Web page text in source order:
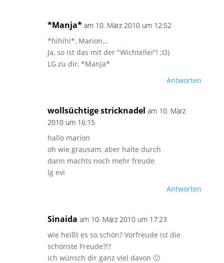
*Manja* am 10. März 2010 um 12:52
*hihihi*, Marion…
Ja, so ist das mit der "Wichtellei"! ;O)
LG zu dir, *Manja*
Antworten
wollsüchtige stricknadel am 10. März
2010 um 16:15
hallo marion
oh wie grausam, aber halte durch
dann machts noch mehr freude
lg evi
Antworten
Sinaida am 10. März 2010 um 17:23
wie heißt es so schön? Vorfreude ist die
schönste Freude?!?
Ich wünsch dir ganz viel davon 🙂